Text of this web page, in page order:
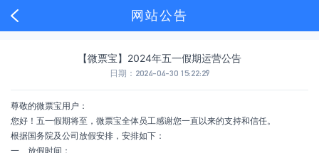
网站公告
【微票宝】2024年五一假期运营公告
日期： 2024-04-30 15:22:29
尊敬的微票宝用户：
您好！五一假期将至，微票宝全体员工感谢您一直以来的支持和信任。
根据国务院及公司放假安排，安排如下：
一、放假时间：